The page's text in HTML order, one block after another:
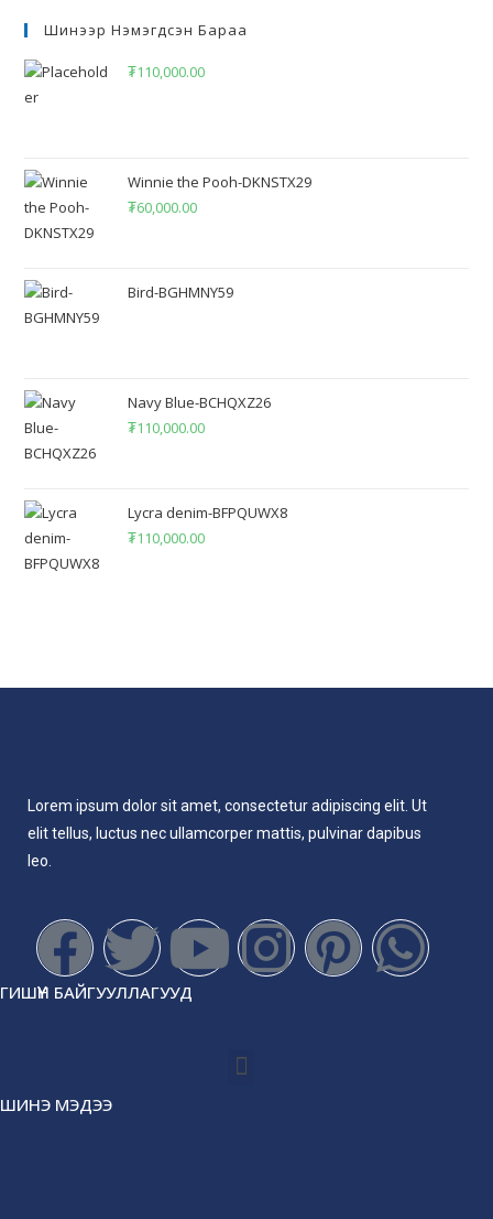
Шинээр Нэмэгдсэн Бараа
₮110,000.00
Winnie the Pooh-DKNSTX29
₮60,000.00
Bird-BGHMNY59
Navy Blue-BCHQXZ26
₮110,000.00
Lycra denim-BFPQUWX8
₮110,000.00
Lorem ipsum dolor sit amet, consectetur adipiscing elit. Ut
elit tellus, luctus nec ullamcorper mattis, pulvinar dapibus
leo.
ГИШҮҮН БАЙГУУЛЛАГУУД
ШИНЭ МЭДЭЭ